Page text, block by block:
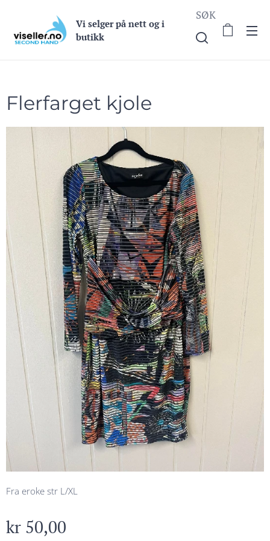
Vi selger på nett og i
butikk
SØK
Flerfarget kjole
Fra eroke str L/XL
kr 50,00